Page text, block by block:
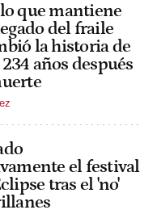
que mantiene
del fraile
la historia de
años después
el festival
tras el 'no'